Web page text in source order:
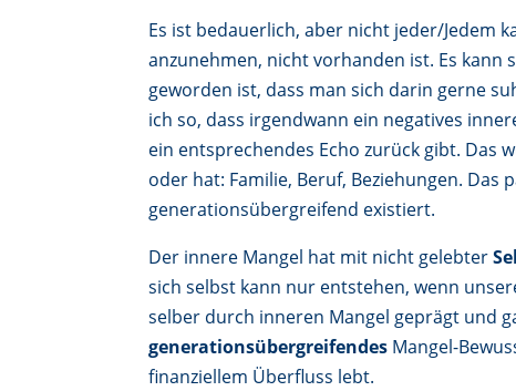
Es ist bedauerlich, aber nicht jeder/Jedem
anzunehmen, nicht vorhanden ist. Es kann
geworden ist, dass man sich darin gerne
ich so, dass irgendwann ein negatives
ein entsprechendes Echo zurück gibt. Das
oder hat: Familie, Beruf, Beziehungen. Das
generationsübergreifend existiert.
Der innere Mangel hat mit nicht gelebter
sich selbst kann nur entstehen, wenn
selber durch inneren Mangel geprägt und
generationsübergreifendes Mangel-
finanziellem Überfluss lebt.